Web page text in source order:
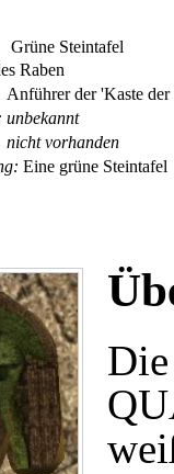
Grüne Steintafel
Raben
Anführer der 'Kaste der
unbekannt
nicht vorhanden
Eine grüne Steintafel